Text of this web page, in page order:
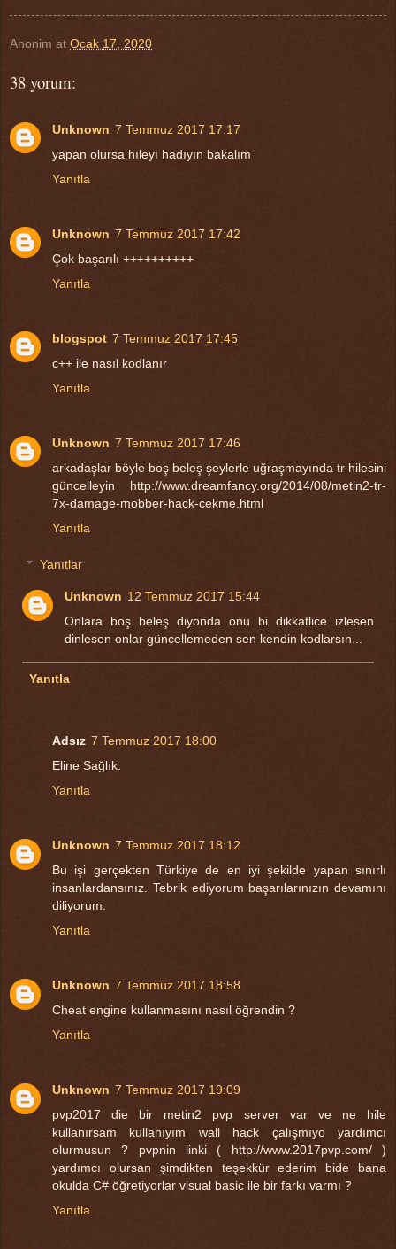
Anonim at Ocak 17, 2020
38 yorum:
Unknown 7 Temmuz 2017 17:17
yapan olursa hıleyı hadıyın bakalım
Yanıtla
Unknown 7 Temmuz 2017 17:42
Çok başarılı ++++++++++
Yanıtla
blogspot 7 Temmuz 2017 17:45
c++ ile nasıl kodlanır
Yanıtla
Unknown 7 Temmuz 2017 17:46
arkadaşlar böyle boş beleş şeylerle uğraşmayında tr hilesini
güncelleyin http://www.dreamfancy.org/2014/08/metin2-tr-
7x-damage-mobber-hack-cekme.html
Yanıtla
Yanıtlar
Unknown 12 Temmuz 2017 15:44
Onlara boş beleş diyonda onu bi dikkatlice izlesen
dinlesen onlar güncellemeden sen kendin kodlarsın...
Yanıtla
Adsız 7 Temmuz 2017 18:00
Eline Sağlık.
Yanıtla
Unknown 7 Temmuz 2017 18:12
Bu işi gerçekten Türkiye de en iyi şekilde yapan sınırlı
insanlardansınız. Tebrik ediyorum başarılarınızın devamını
diliyorum.
Yanıtla
Unknown 7 Temmuz 2017 18:58
Cheat engine kullanmasını nasıl öğrendin ?
Yanıtla
Unknown 7 Temmuz 2017 19:09
pvp2017 die bir metin2 pvp server var ve ne hile
kullanırsam kullanıyım wall hack çalışmıyo yardımcı
olurmusun ? pvpnin linki ( http://www.2017pvp.com/ )
yardımcı olursan şimdikten teşekkür ederim bide bana
okulda C# öğretiyorlar visual basic ile bir farkı varmı ?
Yanıtla